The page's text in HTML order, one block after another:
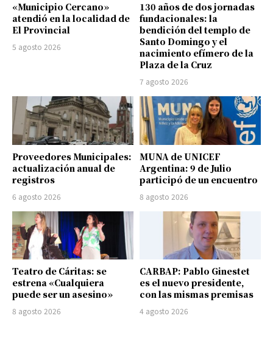
«Municipio Cercano»
atendió en la localidad de
El Provincial
5 agosto 2026
130 años de dos jornadas
fundacionales: la
bendición del templo de
Santo Domingo y el
nacimiento efímero de la
Plaza de la Cruz
7 agosto 2026
Proveedores Municipales:
actualización anual de
registros
6 agosto 2026
MUNA de UNICEF
Argentina: 9 de Julio
participó de un encuentro
8 agosto 2026
Teatro de Cáritas: se
estrena «Cualquiera
puede ser un asesino»
8 agosto 2026
CARBAP: Pablo Ginestet
es el nuevo presidente,
con las mismas premisas
4 agosto 2026